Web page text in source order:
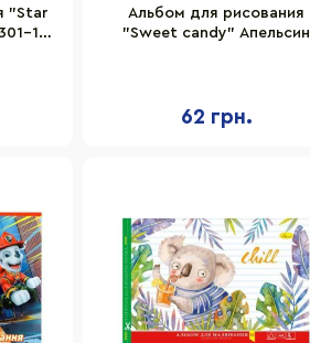
"Star
12,
Альбом для рисования
"Sweet candy" Апельсин
62 грн.